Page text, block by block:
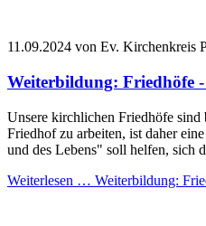
11.09.2024 von Ev. Kirchenkreis
Weiterbildung: Friedhöfe
Unsere kirchlichen Friedhöfe sind
Friedhof zu arbeiten, ist daher
und des Lebens" soll helfen, sich
Weiterlesen … Weiterbildung: